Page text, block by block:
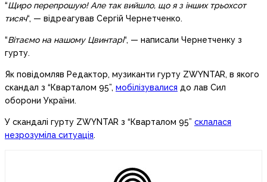
“Щиро перепрошую! Але так вийшло, що я з інших трьохсот
тисяч“, — відреагував Сергій Чернетченко.
“Вітаємо на нашому Цвинтарі“, — написали Чернетченку з
гурту.
Як повідомляв Редактор, музиканти гурту ZWYNTAR, в якого
скандал з “Кварталом 95”, мобілізувалися до лав Сил
оборони України.
У скандалі гурту ZWYNTAR з “Кварталом 95” склалася
незрозуміла ситуація.